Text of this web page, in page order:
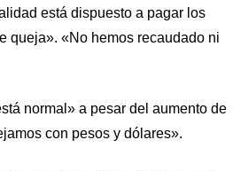
está dispuesto a pagar los
queja». «No hemos recaudado ni
normal» a pesar del aumento de
con pesos y dólares».